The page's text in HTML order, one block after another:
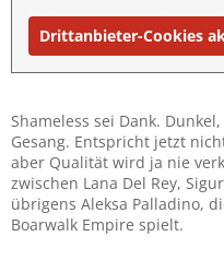
Drittanbieter-Cookies
Shameless sei Dank.
Gesang. Entspricht jetzt
aber Qualität wird ja nie
zwischen Lana Del Rey,
übrigens Aleksa Palladino,
Boarwalk Empire spielt.